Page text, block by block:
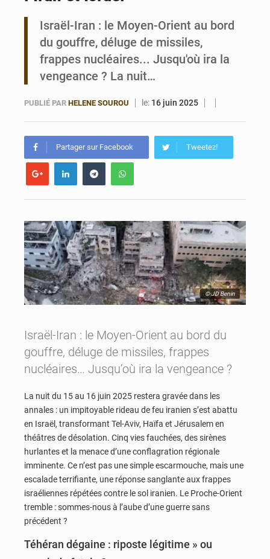
FÉBÉBOXE : la gouvernance, premier combat de la mandature 2026-2030
Israël-Iran : le Moyen-Orient au bord
du gouffre, déluge de missiles,
frappes nucléaires... Jusqu'où ira la
vengeance ? La nuit…
PUBLIÉ PAR HELENE SOUROU le: 16 juin 2025
Partager sur Facebook Tweetez!
© JD Benin
Israël-Iran : le Moyen-Orient au bord du
gouffre, déluge de missiles, frappes
nucléaires… Jusqu’où ira la vengeance ?
La nuit du 15 au 16 juin 2025 restera gravée dans les
annales : un impitoyable rideau de feu iranien s’est abattu
en Israël, transformant Tel-Aviv, Haïfa et Jérusalem en
théâtres de désolation. Cinq vies fauchées, des sirènes
hurlantes et la menace d’une conflagration régionale
imminente. Ce n’est pas une simple escarmouche, mais une
escalade terrifiante, une réponse sanglante aux frappes
israéliennes répétées contre le sol iranien. Le Proche-Orient
tremble : sommes-nous à l’aube d’une guerre sans
précédent ?
Téhéran dégaine : riposte légitime » ou